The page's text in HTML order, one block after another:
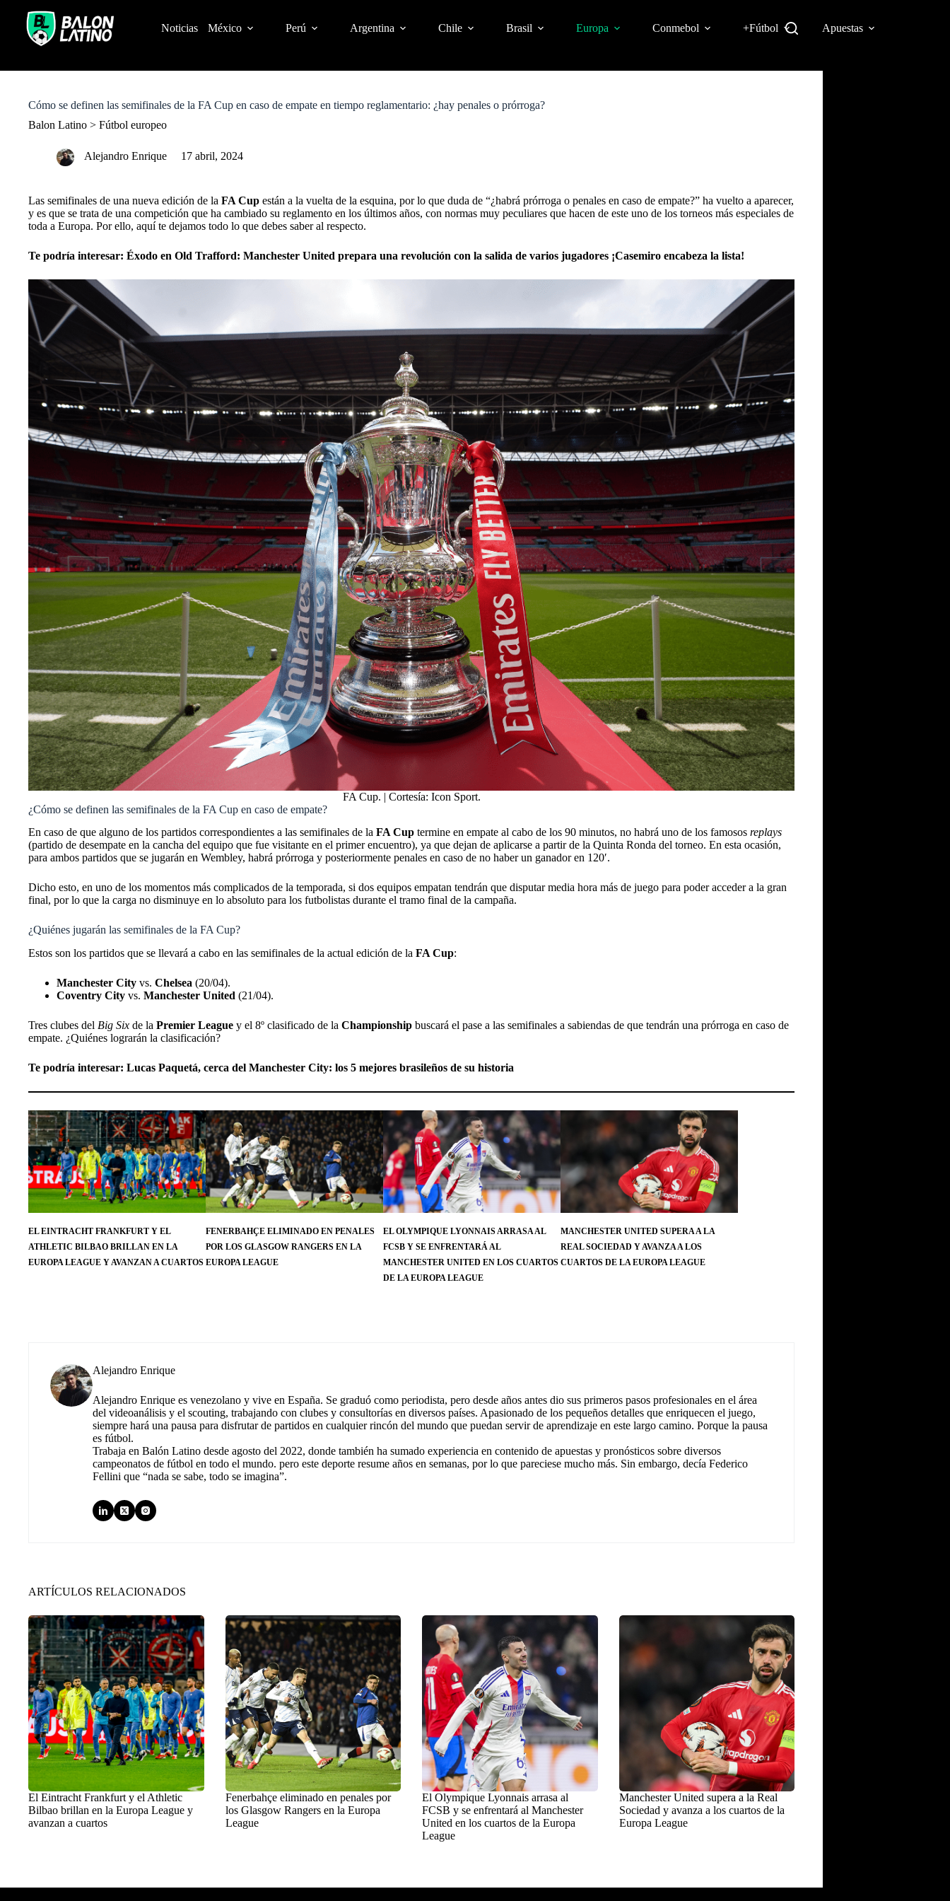
o
Noticias México Perú Argentina Chile Brasil Europa Conmebol +Fútbol Apuestas
Cómo se definen las semifinales de la FA Cup en caso de empate en tiempo reglamentario: ¿hay penales o prórroga?
Balon Latino > Fútbol europeo
Alejandro Enrique 17 abril, 2024
Las semifinales de una nueva edición de la FA Cup están a la vuelta de la esquina, por lo que duda de “¿habrá prórroga o penales en caso de empate?” ha vuelto a aparecer,
y es que se trata de una competición que ha cambiado su reglamento en los últimos años, con normas muy peculiares que hacen de este uno de los torneos más especiales de
toda a Europa. Por ello, aquí te dejamos todo lo que debes saber al respecto.
Te podría interesar: Éxodo en Old Trafford: Manchester United prepara una revolución con la salida de varios jugadores ¡Casemiro encabeza la lista!
FA Cup. | Cortesía: Icon Sport.
¿Cómo se definen las semifinales de la FA Cup en caso de empate?
En caso de que alguno de los partidos correspondientes a las semifinales de la FA Cup termine en empate al cabo de los 90 minutos, no habrá uno de los famosos replays
(partido de desempate en la cancha del equipo que fue visitante en el primer encuentro), ya que dejan de aplicarse a partir de la Quinta Ronda del torneo. En esta ocasión,
para ambos partidos que se jugarán en Wembley, habrá prórroga y posteriormente penales en caso de no haber un ganador en 120′.
Dicho esto, en uno de los momentos más complicados de la temporada, si dos equipos empatan tendrán que disputar media hora más de juego para poder acceder a la gran
final, por lo que la carga no disminuye en lo absoluto para los futbolistas durante el tramo final de la campaña.
¿Quiénes jugarán las semifinales de la FA Cup?
Estos son los partidos que se llevará a cabo en las semifinales de la actual edición de la FA Cup:
Manchester City vs. Chelsea (20/04).
Coventry City vs. Manchester United (21/04).
Tres clubes del Big Six de la Premier League y el 8º clasificado de la Championship buscará el pase a las semifinales a sabiendas de que tendrán una prórroga en caso de
empate. ¿Quiénes lograrán la clasificación?
Te podría interesar: Lucas Paquetá, cerca del Manchester City: los 5 mejores brasileños de su historia
EL EINTRACHT FRANKFURT Y EL
ATHLETIC BILBAO BRILLAN EN LA
EUROPA LEAGUE Y AVANZAN A CUARTOS
FENERBAHÇE ELIMINADO EN PENALES
POR LOS GLASGOW RANGERS EN LA
EUROPA LEAGUE
EL OLYMPIQUE LYONNAIS ARRASA AL
FCSB Y SE ENFRENTARÁ AL
MANCHESTER UNITED EN LOS CUARTOS
DE LA EUROPA LEAGUE
MANCHESTER UNITED SUPERA A LA
REAL SOCIEDAD Y AVANZA A LOS
CUARTOS DE LA EUROPA LEAGUE
Alejandro Enrique
Alejandro Enrique es venezolano y vive en España. Se graduó como periodista, pero desde años antes dio sus primeros pasos profesionales en el área
del videoanálisis y el scouting, trabajando con clubes y consultorías en diversos países. Apasionado de los pequeños detalles que enriquecen el juego,
siempre hará una pausa para disfrutar de partidos en cualquier rincón del mundo que puedan servir de aprendizaje en este largo camino. Porque la pausa
es fútbol.
Trabaja en Balón Latino desde agosto del 2022, donde también ha sumado experiencia en contenido de apuestas y pronósticos sobre diversos
campeonatos de fútbol en todo el mundo. pero este deporte resume años en semanas, por lo que pareciese mucho más. Sin embargo, decía Federico
Fellini que “nada se sabe, todo se imagina”.
ARTÍCULOS RELACIONADOS
El Eintracht Frankfurt y el Athletic
Bilbao brillan en la Europa League y
avanzan a cuartos
Fenerbahçe eliminado en penales por
los Glasgow Rangers en la Europa
League
El Olympique Lyonnais arrasa al
FCSB y se enfrentará al Manchester
United en los cuartos de la Europa
League
Manchester United supera a la Real
Sociedad y avanza a los cuartos de la
Europa League